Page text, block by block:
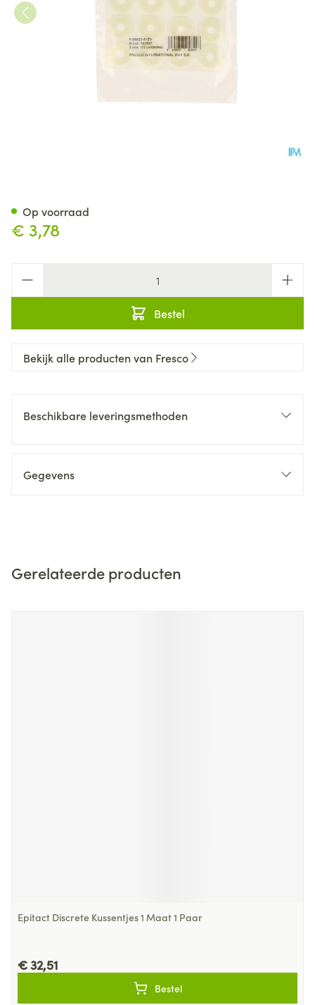
€ 3,78
Bestel
Op voorraad
Bekijk alle producten van Fresco
Beschikbare leveringsmethoden
Gegevens
Gerelateerde producten
Epitact Discrete Kussentjes 1 Maat 1 Paar
€ 32,51
Bestel